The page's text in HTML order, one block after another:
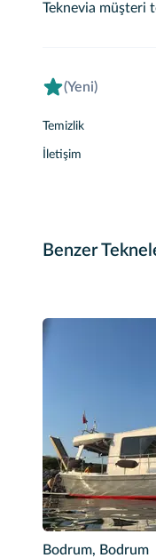
Teknevia müşteri
(Yeni)
Temizlik
İletişim
Benzer
Bodrum, Bodrum